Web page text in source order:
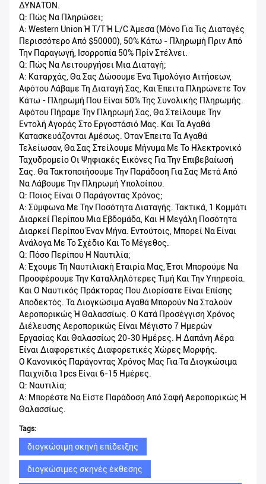
ΔΥΝΑΤΌΝ.
Q: Πώς Να Πληρώσει;
Α: Western Union Ή T/T Ή L/C Άμεσα (μόνο Για Τις Διαταγές
Περισσότερο Από $50000), 50% Κάτω - Πληρωμή Πριν Από
Την Παραγωγή, Ισορροπία 50% Πρίν Στέλνει.
Q: Πώς Να Λειτουργήσει Μια Διαταγή;
Α: Καταρχάς, Θα Σας Δώσουμε Ένα Τιμολόγιο Αιτήσεων,
Αφότου Λάβαμε Τη Διαταγή Σας, Και Έπειτα Πληρώνετε Τον
Κάτω - Πληρωμή Που Είναι 50% Της Συνολικής Πληρωμής.
Αφότου Πήραμε Την Πληρωμή Σας, Θα Στείλουμε Την
Εντολή Αγοράς Στο Εργοστάσιό Μας. Και Τα Αγαθά
Κατασκευάζονται Αμέσως. Όταν Έπειτα Τα Αγαθά
Τελείωσαν, Θα Σας Στείλουμε Μήνυμα Με Το Ηλεκτρονικό
Ταχυδρομείο Οι Ψηφιακές Εικόνες Για Την Επιβεβαίωσή
Σας. Θα Τακτοποιήσουμε Την Παράδοση Για Σας Μετά Από
Να Λάβουμε Την Πληρωμή Υπολοίπου.
Q: Ποιος Είναι Ο Παράγοντας Χρόνος;
Α: Σύμφωνα Με Την Ποσότητα Διαταγής. Τακτικά, 1 Κομμάτι
Διαρκεί Περίπου Μια Εβδομάδα, Και Η Μεγάλη Ποσότητα
Διαρκεί Περίπου Έναν Μήνα. Εντούτοις, Μπορεί Να Είναι
Ανάλογα Με Το Σχέδιο Και Το Μέγεθος.
Q: Πόσο Περίπου Η Ναυτιλία;
Α: Έχουμε Τη Ναυτιλιακή Εταιρία Μας, Έτσι Μπορούμε Να
Προσφέρουμε Την Καταλληλότερες Τιμή Και Την Υπηρεσία.
Και Ο Ναυτικός Πράκτορας Που Διορίσατε Είναι Επίσης
Αποδεκτός. Τα Διογκώσιμα Αγαθά Μπορούν Να Σταλούν
Αεροπορικώς Ή Θαλασσίως. Ο Κατά Προσέγγιση Χρόνος
Διέλευσης Αεροπορικώς Είναι Μέγιστο 7 Ημερών
Εργασίας Και Θαλασσίως 20-30 Ημέρες. Η Δαπάνη Αέρα
Είναι Διαφορετικές Διαφορετικές Χώρες Μορφής.
Ο Κανονικός Παράγοντας Χρόνος Μας Για Τα Διογκώσιμα
Παιχνίδια 1pcs Είναι 6-15 Ημέρες.
Q: Ναυτιλία;
Α: Μπορέστε Να Είστε Παράδοση Από Σαφή Αεροπορικώς Ή
Θαλασσίως.
Tags:
διογκώσιμη σκηνή επίδειξης
διογκώσιμες σκηνές έκθεσης